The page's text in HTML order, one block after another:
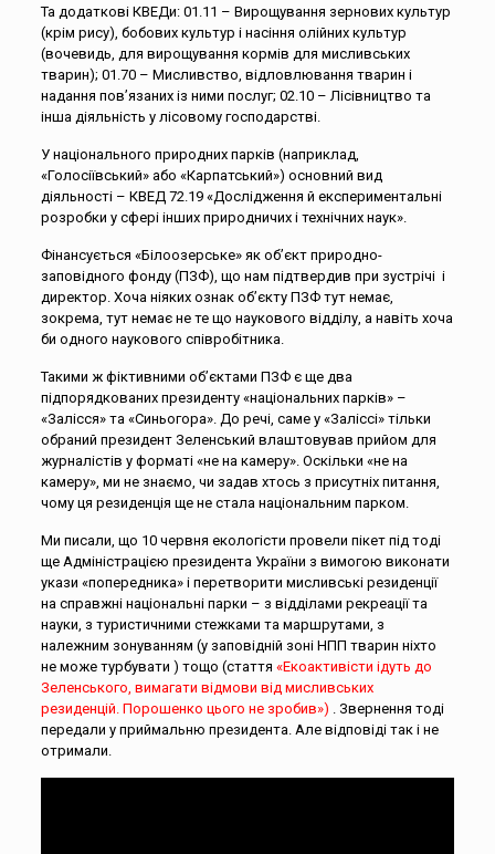
Та додаткові КВЕДи: 01.11 – Вирощування зернових культур
(крім рису), бобових культур і насіння олійних культур
(вочевидь, для вирощування кормів для мисливських
тварин); 01.70 – Мисливство, відловлювання тварин і
надання пов’язаних із ними послуг; 02.10 – Лісівництво та
інша діяльність у лісовому господарстві.
У національного природних парків (наприклад,
«Голосіївський» або «Карпатський») основний вид
діяльності – КВЕД 72.19 «Дослідження й експериментальні
розробки у сфері інших природничих і технічних наук».
Фінансується «Білоозерське» як об’єкт природно-
заповідного фонду (ПЗФ), що нам підтвердив при зустрічі і
директор. Хоча ніяких ознак об’єкту ПЗФ тут немає,
зокрема, тут немає не те що наукового відділу, а навіть хоча
би одного наукового співробітника.
Такими ж фіктивними об’єктами ПЗФ є ще два
підпорядкованих президенту «національних парків» –
«Залісся» та «Синьогора». До речі, саме у «Заліссі» тільки
обраний президент Зеленський влаштовував прийом для
журналістів у форматі «не на камеру». Оскільки «не на
камеру», ми не знаємо, чи задав хтось з присутніх питання,
чому ця резиденція ще не стала національним парком.
Ми писали, що 10 червня екологісти провели пікет під тоді
ще Адміністрацією президента України з вимогою виконати
укази «попередника» і перетворити мисливські резиденції
на справжні національні парки – з відділами рекреації та
науки, з туристичними стежками та маршрутами, з
належним зонуванням (у заповідній зоні НПП тварин ніхто
не може турбувати ) тощо (стаття «Екоактивісти ідуть до
Зеленського, вимагати відмови від мисливських
резиденцій. Порошенко цього не зробив») . Звернення тоді
передали у приймальню президента. Але відповіді так і не
отримали.